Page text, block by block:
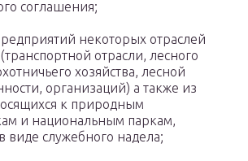
соглашения;
некоторых отраслей
отрасли, лесного
хозяйства, лесной
организаций) а также из
к природным
и национальным паркам,
виде служебного надела;